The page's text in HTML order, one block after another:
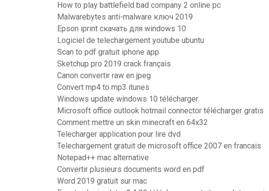
How to play battlefield bad company 2 online pc
Malwarebytes anti-malware ключ 2019
Epson iprint скачать для windows 10
Logiciel de telechargement youtube ubuntu
Scan to pdf gratuit iphone app
Sketchup pro 2019 crack français
Canon convertir raw en jpeg
Convert mp4 to mp3 itunes
Windows update windows 10 télécharger
Microsoft office outlook hotmail connector télécharger gratis
Comment mettre un skin minecraft en 64x32
Telecharger application pour lire dvd
Telechargement gratuit de microsoft office 2007 en francais
Notepad++ mac alternative
Convertir plusieurs documents word en pdf
Word 2019 gratuit sur mac